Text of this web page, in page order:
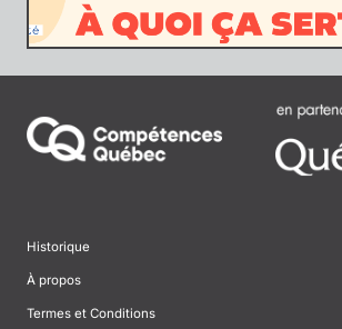
Historique
À propos
Termes et Conditions